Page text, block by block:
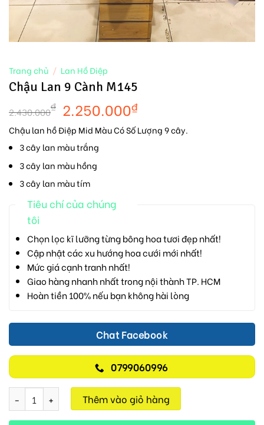
Trang chủ / Lan Hồ Điệp
Chậu Lan 9 Cành M145
2.430.000₫ 2.250.000₫
Chậu lan hồ Điệp Mid Màu Có Số Lượng 9 cây.
3 cây lan màu trắng
3 cây lan màu hồng
3 cây lan màu tím
Tiêu chí của chúng
tôi
Chọn lọc kĩ lưỡng từng bông hoa tươi đẹp nhất!
Cập nhật các xu hướng hoa cưới mới nhất!
Mức giá cạnh tranh nhất!
Giao hàng nhanh nhất trong nội thành TP. HCM
Hoàn tiền 100% nếu bạn không hài lòng
Chat Facebook
0799060996
Chậu Lan 9 Cành M145 số lượng
Thêm vào giỏ hàng